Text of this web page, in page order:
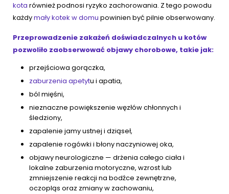
kota również podnosi ryzyko zachorowania. Z tego powodu
każdymały kotek w domu powinien być pilnie obserwowany.
Przeprowadzenie zakażeń doświadczalnych u kotów
pozwoliło zaobserwować objawy chorobowe, takie jak:
przejściowa gorączka,
zaburzenia apetytu i apatia,
ból mięśni,
nieznaczne powiększenie węzłów chłonnych i
śledziony,
zapalenie jamy ustnej i dziąseł,
zapalenie rogówki i błony naczyniowej oka,
objawy neurologiczne — drżenia całego ciała i
lokalne zaburzenia motoryczne, wzrost lub
zmniejszenie reakcji na bodźce zewnętrzne,
oczopląs oraz zmiany w zachowaniu,